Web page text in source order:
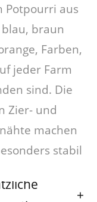
Potpourri aus
braun
Farben,
jeder Farm
sind. Die
Zier- und
machen
stabil